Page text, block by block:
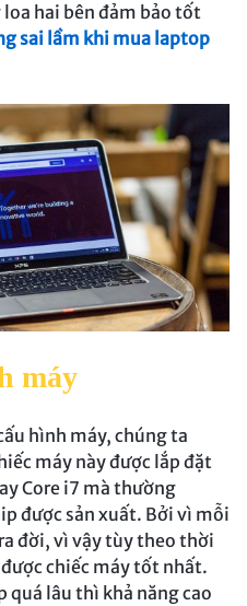
hai bên đảm bảo tốt
sai lầm khi mua laptop
máy
hình máy, chúng ta
máy này được lắp đặt
Core i7 mà thường
được sản xuất. Bởi vì mỗi
đời, vì vậy tùy theo thời
chiếc máy tốt nhất.
quá lâu thì khả năng cao